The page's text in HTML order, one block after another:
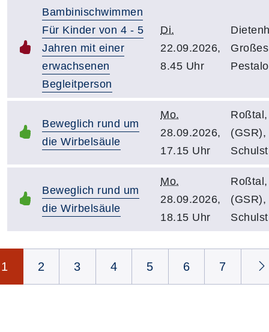
Bambinischwimmen
Für Kinder von 4 - 5
Jahren mit einer
erwachsenen
Begleitperson
Di.
22.09.2026,
8.45 Uhr
Beweglich rund um
die Wirbelsäule
Mo.
28.09.2026,
17.15 Uhr
Beweglich rund um
die Wirbelsäule
Mo.
28.09.2026,
18.15 Uhr
1 2 3 4 5 6 7